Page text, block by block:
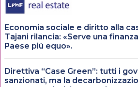
Economia sociale e diritto alla
Tajani rilancia: «Serve una
Paese più equo».
Direttiva “Case Green”: tutti i
sanzionati, ma la